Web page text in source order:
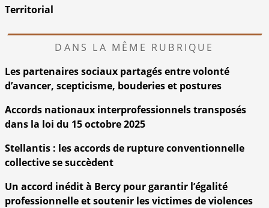
Territorial
DANS LA MÊME RUBRIQUE
Les partenaires sociaux partagés entre volonté
d’avancer, scepticisme, bouderies et postures
Accords nationaux interprofessionnels transposés
dans la loi du 15 octobre 2025
Stellantis : les accords de rupture conventionnelle
collective se succèdent
Un accord inédit à Bercy pour garantir l’égalité
professionnelle et soutenir les victimes de violences